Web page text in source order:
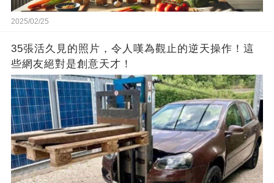
2025/02/25
35張活久見的照片，令人嘆為觀止的逆天操作！這
些網友絕對是創意天才！